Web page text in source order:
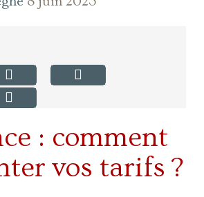
: comment
vos tarifs ?